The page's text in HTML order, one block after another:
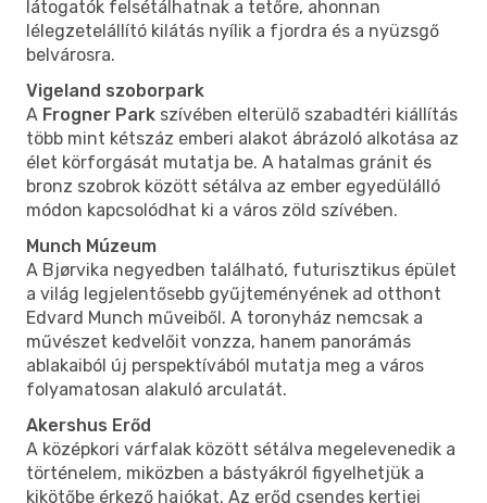
látogatók felsétálhatnak a tetőre, ahonnan
lélegzetelállító kilátás nyílik a fjordra és a nyüzsgő
belvárosra.
Vigeland szoborpark
A Frogner Park szívében elterülő szabadtéri kiállítás
több mint kétszáz emberi alakot ábrázoló alkotása az
élet körforgását mutatja be. A hatalmas gránit és
bronz szobrok között sétálva az ember egyedülálló
módon kapcsolódhat ki a város zöld szívében.
Munch Múzeum
A Bjørvika negyedben található, futurisztikus épület
a világ legjelentősebb gyűjteményének ad otthont
Edvard Munch műveiből. A toronyház nemcsak a
művészet kedvelőit vonzza, hanem panorámás
ablakaiból új perspektívából mutatja meg a város
folyamatosan alakuló arculatát.
Akershus Erőd
A középkori várfalak között sétálva megelevenedik a
történelem, miközben a bástyákról figyelhetjük a
kikötőbe érkező hajókat. Az erőd csendes kertjei